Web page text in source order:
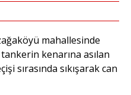
mahallesinde
kenarına asılan
sırasında sıkışarak can